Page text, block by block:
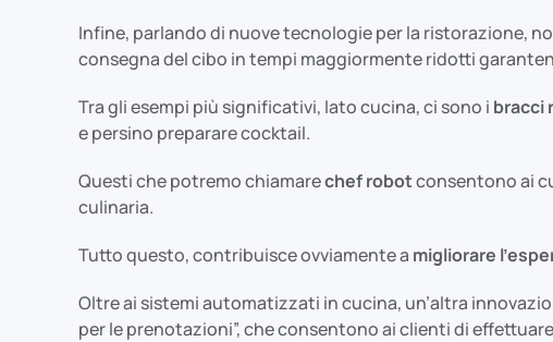
Infine, parlando di nuove tecnologie per la ristorazione,
consegna del cibo in tempi maggiormente ridotti
Tra gli esempi più significativi, lato cucina, ci sono i bracci
e persino preparare cocktail.
Questi che potremo chiamarechef robotconsentono ai
culinaria.
Tutto questo, contribuisce ovviamente a migliorare
Oltre ai sistemi automatizzati in cucina, un’altra
per le prenotazioni”, che consentono ai clienti di